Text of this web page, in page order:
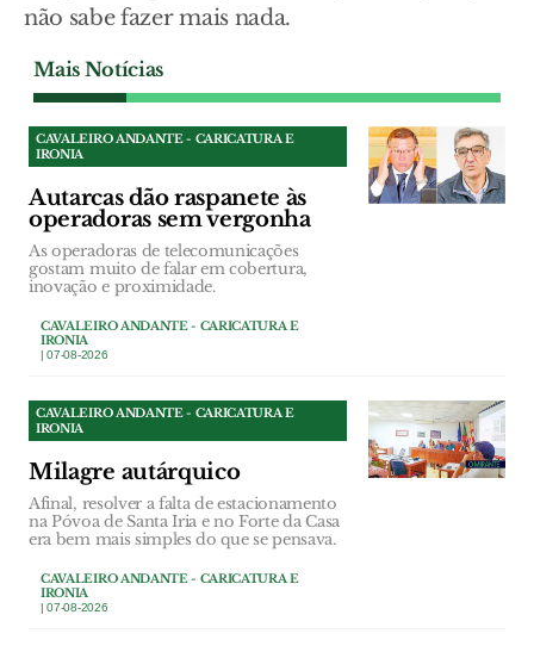
não sabe fazer mais nada.
Mais Notícias
CAVALEIRO ANDANTE - CARICATURA E
IRONIA
Autarcas dão raspanete às
operadoras sem vergonha
As operadoras de telecomunicações
gostam muito de falar em cobertura,
inovação e proximidade.
CAVALEIRO ANDANTE - CARICATURA E
IRONIA
| 07-08-2026
CAVALEIRO ANDANTE - CARICATURA E
IRONIA
Milagre autárquico
Afinal, resolver a falta de estacionamento
na Póvoa de Santa Iria e no Forte da Casa
era bem mais simples do que se pensava.
CAVALEIRO ANDANTE - CARICATURA E
IRONIA
| 07-08-2026